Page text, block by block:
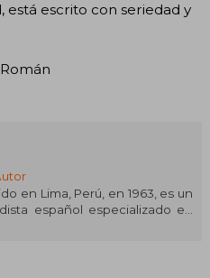
está escrito con seriedad y
en Lima, Perú, en 1963, es un
español especializado en
terrorismo y el Vaticano. Ha